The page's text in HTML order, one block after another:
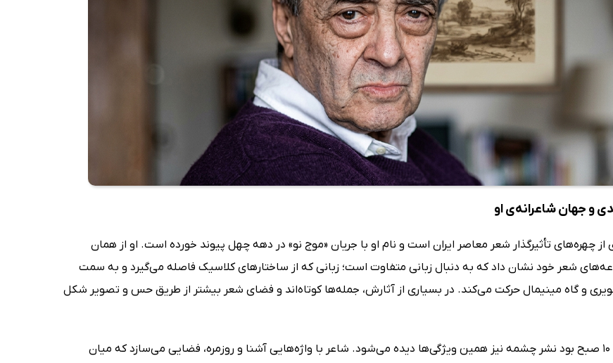
و جهان شاعرانه‌ی او
از چهره‌های تأثیرگذار شعر معاصر ایران است و نام او با جریان «موج نو» در دهه چهل پیوند خورده است. او از همان
شعر خود نشان داد که به دنبال زبانی متفاوت است؛ زبانی که از ساختارهای کلاسیک فاصله می‌گیرد و به سمت
و گاه مینیمال حرکت می‌کند. در بسیاری از آثارش، جمله‌ها کوتاه‌اند و فضای شعر بیشتر از طریق حس و تصویر شکل
در کتاب ساعت 10 صبح بود نشر چشمه نیز همین ویژگی‌ها دیده می‌شود. شاعر با واژه‌هایی آشنا و روزمره، فضایی می‌سازد که میان